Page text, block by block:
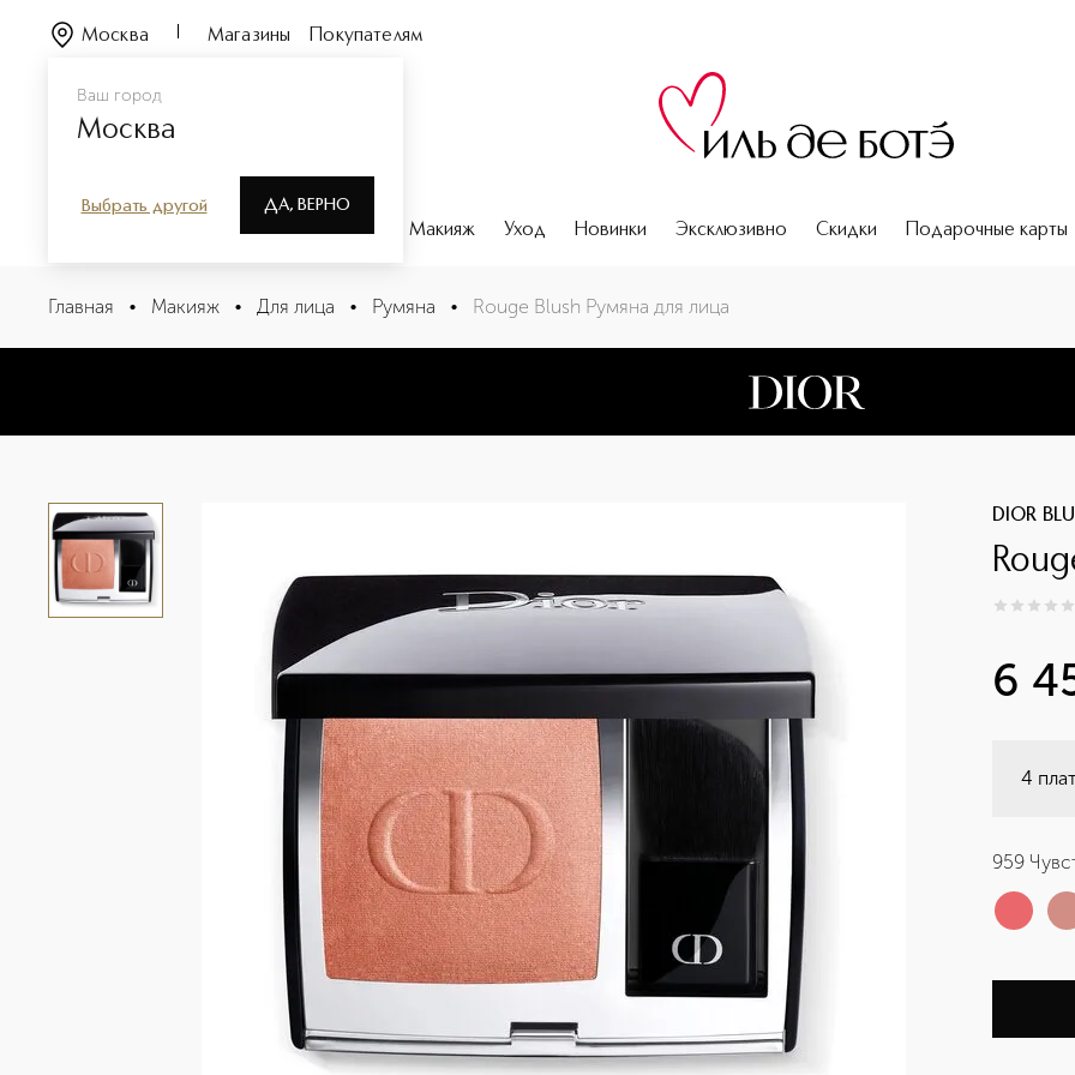
Ваш город
Москва
Выбрать другой ДА, ВЕРНО
Москва Магазины Покупателям
Парфюмерия Макияж Уход Новинки Эксклюзивно Скидки Подарочные карты
Rouge Blush Румяна для лица
Описание
Характеристики
Главная • Макияж • Для лица • Румяна • Rouge Blush Румяна для лица
DIOR
0из 0
6
4
959